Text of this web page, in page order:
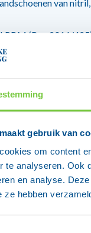
gebruik van
om content
te analyseren. Ook
en analyse.
ze hebben
van nitril,
PBM (Reg 2016/
en EN420
virussen
chemische
weekmakers en
gemak door
Omnitex zijn